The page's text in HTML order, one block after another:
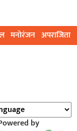
मनोरंजन अपराजिता
by